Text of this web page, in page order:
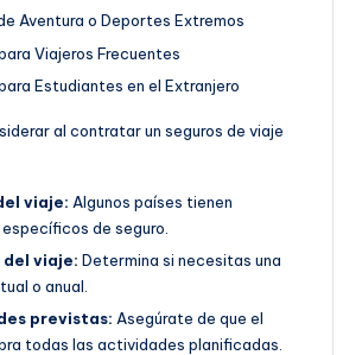
Aventura o Deportes Extremos
Viajeros Frecuentes
Estudiantes en el Extranjero
al contratar un seguros de viaje
viaje: Algunos países tienen
de seguro.
del viaje: Determina si necesitas una
o anual.
previstas: Asegúrate de que el
todas las actividades planificadas.